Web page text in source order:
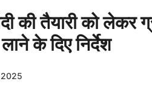
की तैयारी को लेकर
के दिए निर्देश